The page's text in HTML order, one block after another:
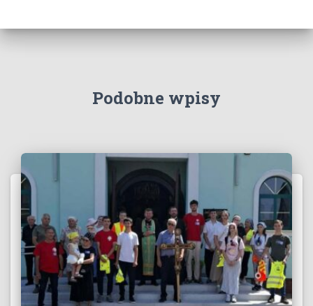
Podobne wpisy